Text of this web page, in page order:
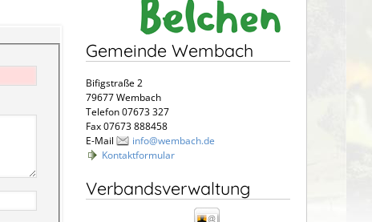
Gemeinde Wembach
Bifigstraße 2
79677 Wembach
Telefon 07673 327
Fax 07673 888458
E-Mail
info@wembach.de
Kontaktformular
Verbandsverwaltung